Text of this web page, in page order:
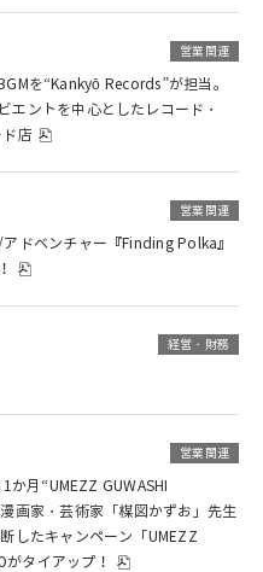
営業関連
を“Kankyō Records”が担当。
エントを中心としたレコード・
店
営業関連
ドベンチャー『Finding Polka』
経営・財務
営業関連
月“UMEZZ GUWASHI
画家・芸術家「楳図かずお」先生
したキャンペーン「UMEZZ
がタイアップ！